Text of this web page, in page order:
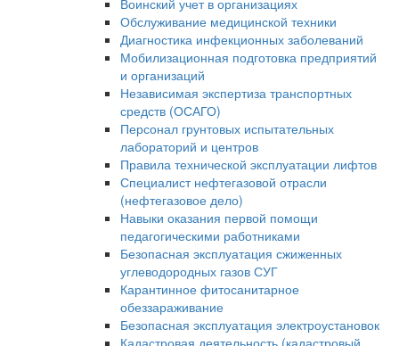
Обслуживание медицинской техники
Диагностика инфекционных заболеваний
Мобилизационная подготовка предприятий
и организаций
Независимая экспертиза транспортных
средств (ОСАГО)
Персонал грунтовых испытательных
лабораторий и центров
Правила технической эксплуатации лифтов
Специалист нефтегазовой отрасли
(нефтегазовое дело)
Навыки оказания первой помощи
педагогическими работниками
Безопасная эксплуатация сжиженных
углеводородных газов СУГ
Карантинное фитосанитарное
обеззараживание
Безопасная эксплуатация электроустановок
Кадастровая деятельность (кадастровый